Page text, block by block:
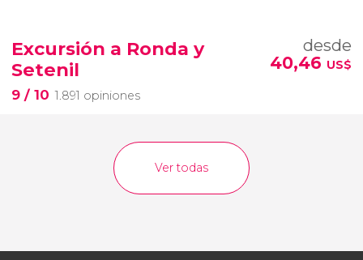
Excursión a Ronda y
Setenil
9 / 10 1.891 opiniones
desde
40,46 US$
Ver todas